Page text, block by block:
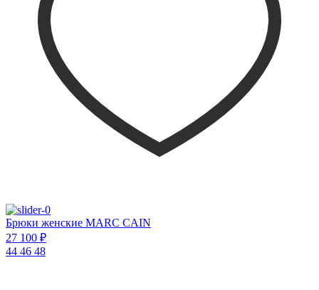
Брюки женские MARC CAIN
27 100 ₽
44 46 48